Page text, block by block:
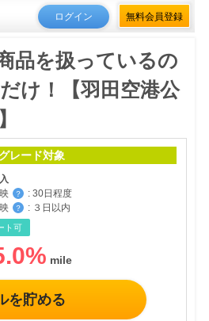
ログイン 無料会員登録
品を扱っているの
け！【羽田空港公
グレード対象
？ : 30日程度
？ : ３日以内
ト可
%
を貯める